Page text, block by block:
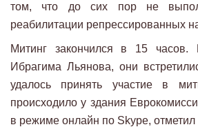
том, что до сих пор не
реабилитации репрессированных
Митинг закончился в 15
Ибрагима Льянова, они
удалось принять участие в
происходило у здания
в режиме онлайн по Skype, отметил